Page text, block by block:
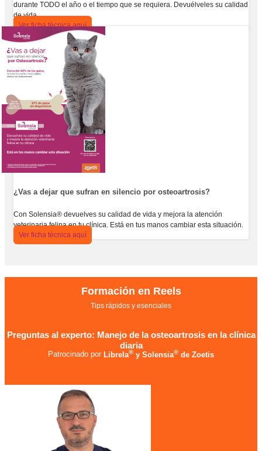
durante TODO el año o el tiempo que se requiera. Devuélveles su calidad
de vida
Ver ficha técnica aquí
¿Vas a dejar que sufran en silencio por osteoartrosis?
Con Solensia® devuelves su calidad de vida y mejora la atención
veterinaria felina en tu clínica. Está en tus manos cambiar esta situación.
Ver ficha técnica aquí
Formación en Reels
Tips rápidos y esenciales
Preguntas al experto: Manejo de la osteoartrosis en la clínica
diaria
Patrocinado por Librela® y Solensia® de Zoetis